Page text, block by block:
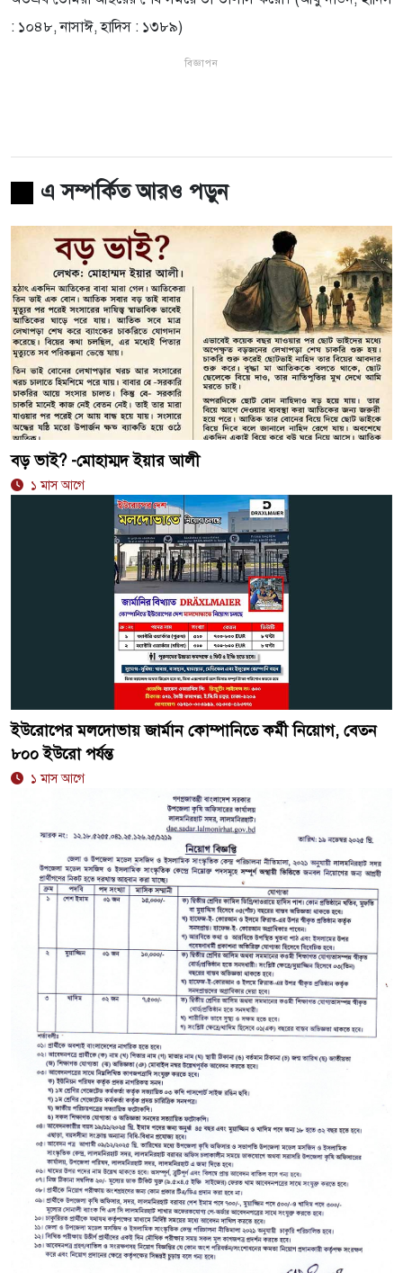
: ১০৪৮, নাসাঈ, হাদিস : ১৩৮৯)
বিজ্ঞাপন
এ সম্পর্কিত আরও পড়ুন
বড় ভাই? -মোহাম্মদ ইয়ার আলী
১ মাস আগে
ইউরোপের মলদোভায় জার্মান কোম্পানিতে কর্মী নিয়োগ, বেতন
৮০০ ইউরো পর্যন্ত
১ মাস আগে